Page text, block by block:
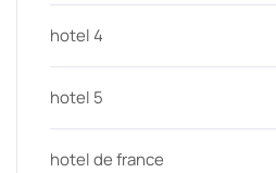
hotel 4
hotel 5
hotel de france